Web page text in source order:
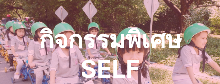
กิจกรรมพิเศษ
SELF